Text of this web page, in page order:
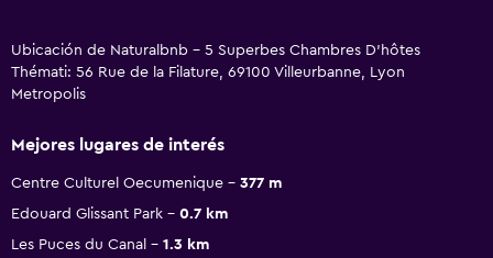
Ubicación de Naturalbnb - 5 Superbes Chambres D'hôtes
Thémati: 56 Rue de la Filature, 69100 Villeurbanne, Lyon
Metropolis
Mejores lugares de interés
Centre Culturel Oecumenique
377 m
Edouard Glissant Park
0.7 km
Les Puces du Canal
1.3 km